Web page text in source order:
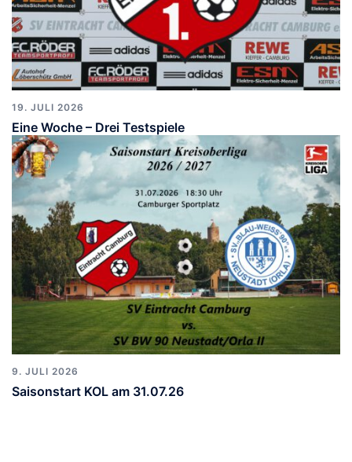
19. JULI 2026
Eine Woche – Drei Testspiele
9. JULI 2026
Saisonstart KOL am 31.07.26